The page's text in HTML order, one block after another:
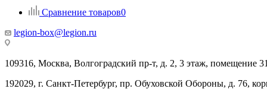
Сравнение товаров0
legion-box@legion.ru
109316, Москва, Волгоградский пр-т, д. 2, 3 этаж, помещение
192029, г. Санкт-Петербург, пр. Обуховской Обороны, д. 76,